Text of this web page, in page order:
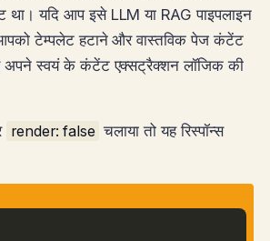
था। यदि आप इसे LLM या RAG पाइपलाइन
टेम्पलेट हटाने और वास्तविक पेज कंटेंट
स्वयं के कंटेंट एक्सट्रैक्शन लॉजिक की
render: false चलाया तो यह रिस्पॉन्स